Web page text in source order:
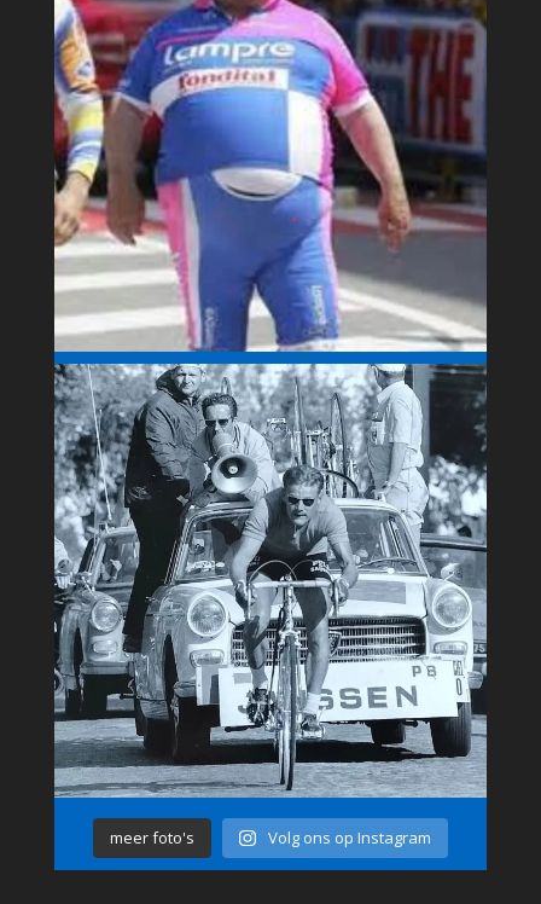
meer foto's Volg ons op Instagram